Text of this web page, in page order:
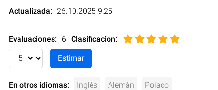
Actualizada: 26.10.2025 9:25
Evaluaciones: 6 Clasificación:
En otros idiomas: Inglés Alemán Polaco